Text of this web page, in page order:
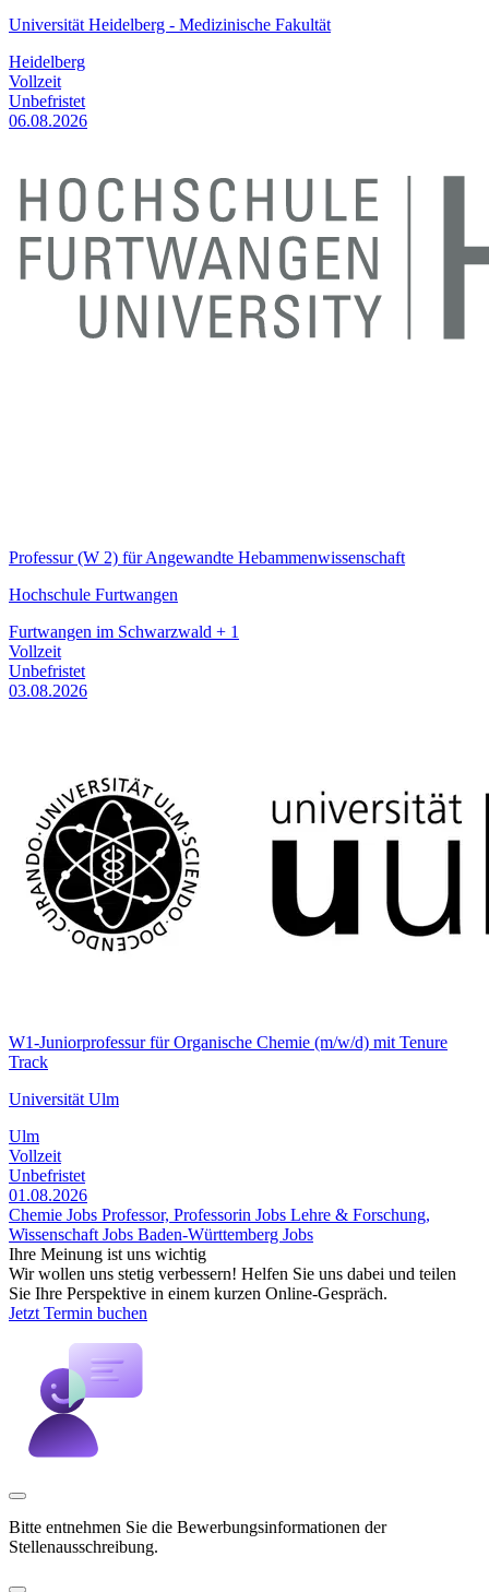
Universität Heidelberg - Medizinische Fakultät
Heidelberg
Vollzeit
Unbefristet
06.08.2026
Professur (W 2) für Angewandte Hebammenwissenschaft
Hochschule Furtwangen
Furtwangen im Schwarzwald + 1
Vollzeit
Unbefristet
03.08.2026
W1-Juniorprofessur für Organische Chemie (m/w/d) mit Tenure
Track
Universität Ulm
Ulm
Vollzeit
Unbefristet
01.08.2026
Chemie Jobs Professor, Professorin Jobs Lehre & Forschung,
Wissenschaft Jobs Baden-Württemberg Jobs
Ihre Meinung ist uns wichtig
Wir wollen uns stetig verbessern! Helfen Sie uns dabei und teilen
Sie Ihre Perspektive in einem kurzen Online-Gespräch.
Jetzt Termin buchen
Bitte entnehmen Sie die Bewerbungsinformationen der
Stellenausschreibung.